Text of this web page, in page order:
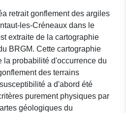
retrait gonflement des argiles
les-Créneaux dans le
extraite de la cartographie
BRGM. Cette cartographie
la probabilité d'occurrence du
des terrains
a d'abord été
purement physiques par
géologiques du